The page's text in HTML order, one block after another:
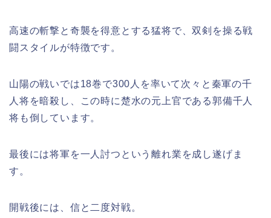
高速の斬撃と奇襲を得意とする猛将で、双剣を操る戦
闘スタイルが特徴です。
山陽の戦いでは18巻で300人を率いて次々と秦軍の千
人将を暗殺し、この時に楚水の元上官である郭備千人
将も倒しています。
最後には将軍を一人討つという離れ業を成し遂げま
す。
開戦後には、信と二度対戦。